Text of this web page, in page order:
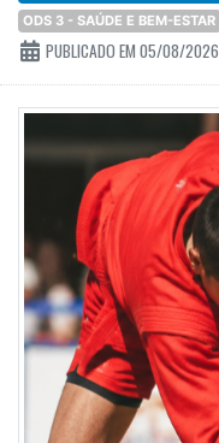
ODS 3 - SAÚDE E BEM-ESTAR
PUBLICADO EM 05/08/2026